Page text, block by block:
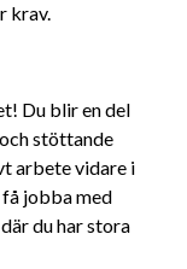
krav.
Du blir en del
stöttande
arbete vidare i
jobba med
du har stora